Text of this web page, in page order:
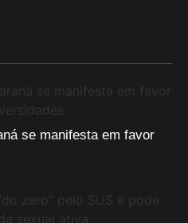
se manifesta em favor